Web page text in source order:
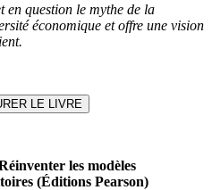
en question le mythe de la
économique et offre une vision
LE LIVRE
les modèles
(Éditions Pearson)